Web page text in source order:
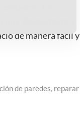
En
desperfecto y
de manera fácil y
de paredes, reparar